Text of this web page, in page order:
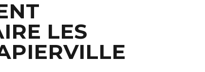
LES